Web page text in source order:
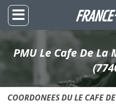
PMU Le Cafe De
COORDONEES DU LE CAFE